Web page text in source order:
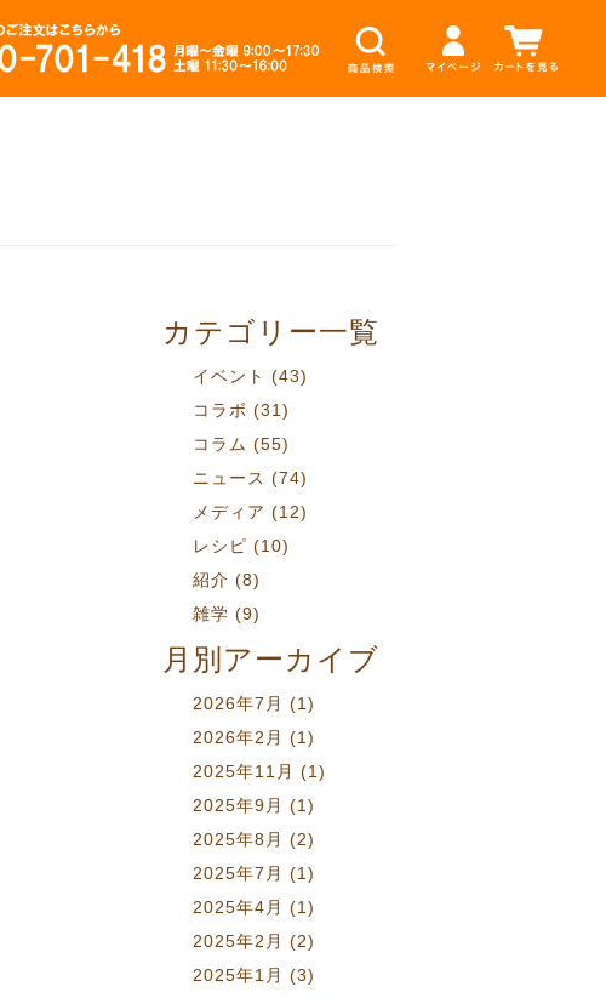
カテゴリー一覧
イベント (43)
コラボ (31)
コラム (55)
ニュース (74)
メディア (12)
レシピ (10)
紹介 (8)
雑学 (9)
月別アーカイブ
2026年7月 (1)
2026年2月 (1)
2025年11月 (1)
2025年9月 (1)
2025年8月 (2)
2025年7月 (1)
2025年4月 (1)
2025年2月 (2)
2025年1月 (3)